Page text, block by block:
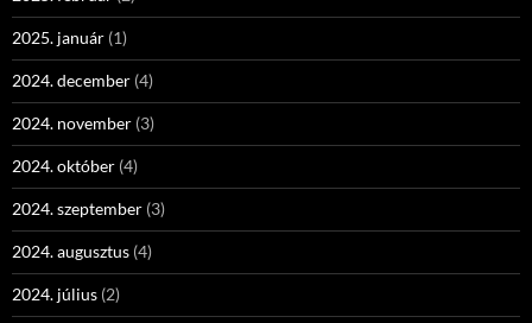
2025. január (1)
2024. december (4)
2024. november (3)
2024. október (4)
2024. szeptember (3)
2024. augusztus (4)
2024. július (2)